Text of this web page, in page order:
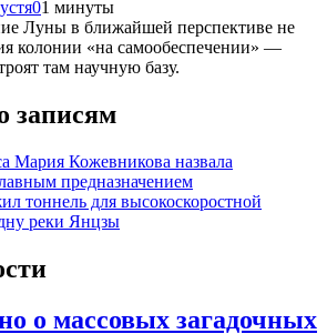
01 минуты
Луны в ближайшей перспективе не
колонии «на самообеспечении» —
там научную базу.
записям
Мария Кожевникова назвала
предназначением
тоннель для высокоскоростной
реки Янцзы
о массовых загадочных